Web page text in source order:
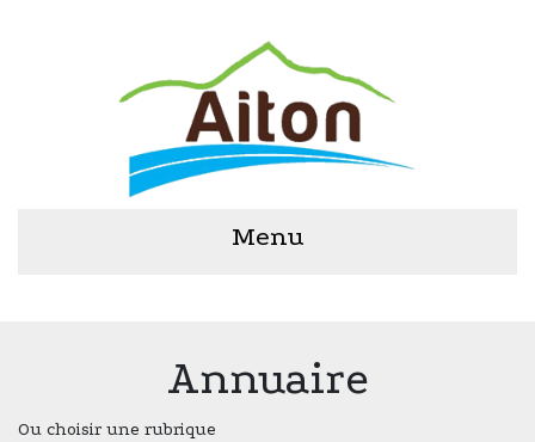
Menu
Annuaire
Ou choisir une rubrique